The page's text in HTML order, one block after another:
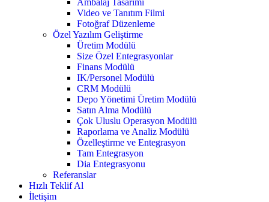
Ambalaj Tasarımı
Video ve Tanıtım Filmi
Fotoğraf Düzenleme
Özel Yazılım Geliştirme
Üretim Modülü
Size Özel Entegrasyonlar
Finans Modülü
IK/Personel Modülü
CRM Modülü
Depo Yönetimi Üretim Modülü
Satın Alma Modülü
Çok Uluslu Operasyon Modülü
Raporlama ve Analiz Modülü
Özelleştirme ve Entegrasyon
Tam Entegrasyon
Dia Entegrasyonu
Referanslar
Hızlı Teklif Al
İletişim